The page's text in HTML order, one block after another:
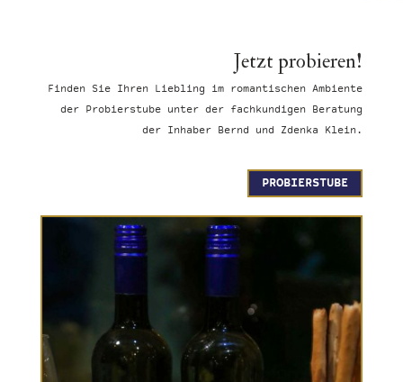
Jetzt probieren!
Finden Sie Ihren Liebling im romantischen Ambiente
der Probierstube unter der fachkundigen Beratung
der Inhaber Bernd und Zdenka Klein.
PROBIERSTUBE